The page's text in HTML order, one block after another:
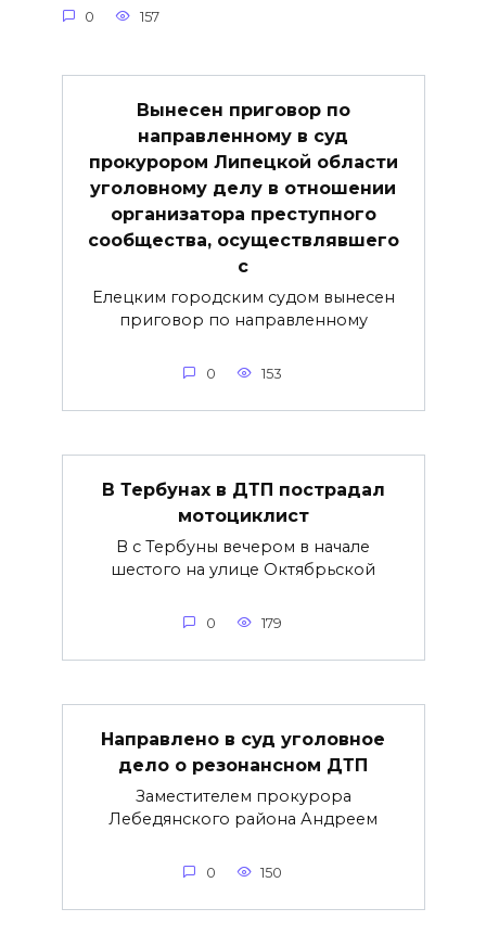
0 157
Вынесен приговор по
направленному в суд
прокурором Липецкой области
уголовному делу в отношении
организатора преступного
сообщества, осуществлявшего
с
Елецким городским судом вынесен
приговор по направленному
0 153
В Тербунах в ДТП пострадал
мотоциклист
В с Тербуны вечером в начале
шестого на улице Октябрьской
0 179
Направлено в суд уголовное
дело о резонансном ДТП
Заместителем прокурора
Лебедянского района Андреем
0 150